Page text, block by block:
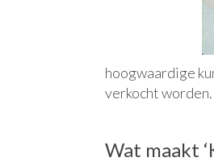
hoogwaardige
verkocht
Wat maakt